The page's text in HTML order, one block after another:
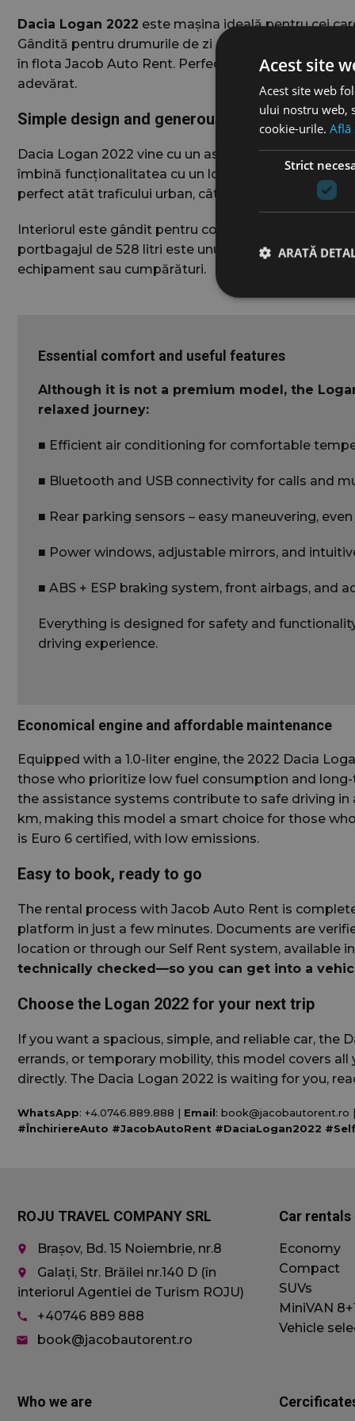
Dacia Logan 2022 este mașina ideală pentru cei
Gândită pentru drumurile de zi cu zi, dar capabilă
în flota Jacob Auto Rent. Perfect pentru oraș,
adevărat.
Simple design and generous space
Dacia Logan 2022 vine cu un aspect modernizat și
îmbină funcționalitatea cu un look contemporan,
perfect atât traficului urban, cât și drumurilor
Interiorul este gândit pentru confort și spațiu. Cei 5
portbagajul de 528 litri este unul dintre cele mai
echipament sau cumpărături.
Essential comfort and useful features
Although it is not a premium model, the
relaxed journey:
■ Efficient air conditioning for comfortable
■ Bluetooth and USB connectivity for calls and
■ Rear parking sensors – easy maneuvering,
■ Power windows, adjustable mirrors, and
■ ABS + ESP braking system, front airbags, and
Everything is designed for safety and
driving experience.
Economical engine and affordable maintenance
Equipped with a 1.0-liter engine, the 2022 Dacia
those who prioritize low fuel consumption and
the assistance systems contribute to safe driving
km, making this model a smart choice for those
is Euro 6 certified, with low emissions.
Easy to book, ready to go
The rental process with Jacob Auto Rent is
platform in just a few minutes. Documents are
location or through our Self Rent system, available
technically checked—so you can get into a
Choose the Logan 2022 for your next trip
If you want a spacious, simple, and reliable car, the
errands, or temporary mobility, this model covers
directly. The Dacia Logan 2022 is waiting for you,
WhatsApp: +4.0746.889.888 | Email: book@jacobautorent.ro |
#ÎnchiriereAuto #JacobAutoRent #DaciaLogan2022
ROJU TRAVEL COMPANY SRL
place Brașov, Bd. 15 Noiembrie, nr.8
place
Galați, Str. Brăilei nr.140 D (în
interiorul Agentiei de Turism ROJU)
call +40746 889 888
email book@jacobautorent.ro
Car rentals
Economy
Compact
SUVs
MiniVAN 8+1
Vehicle
Who we are
Acest site
Acest site web
ului nostru web,
cookie-urile. Află
Strict
ARATĂ
Cookie-urile strict
wc_swap
wc_visitor
Nume
sbjs_migrations
sbjs_first
sbjs_session
Nume
_fbp
Meta